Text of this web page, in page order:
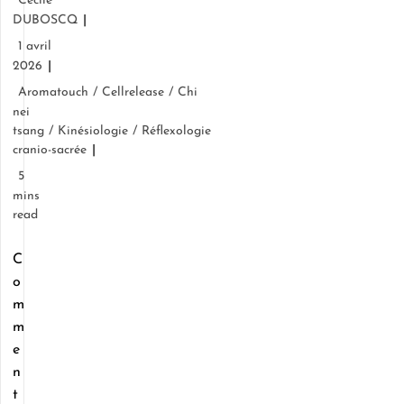
DUBOSCQ
1 avril
2026
Aromatouch / Cellrelease / Chi
nei
tsang / Kinésiologie / Réflexologie
cranio-sacrée
5
mins
read
C
o
m
m
e
n
t